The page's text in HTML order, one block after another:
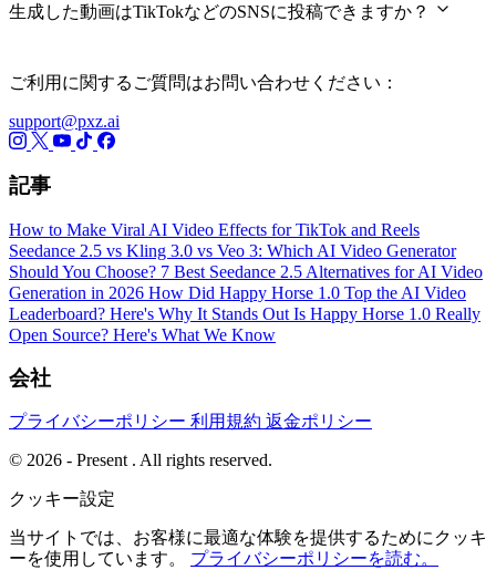
生成した動画はTikTokなどのSNSに投稿できますか？
ご利用に関するご質問はお問い合わせください：
support@pxz.ai
記事
How to Make Viral AI Video Effects for TikTok and Reels
Seedance 2.5 vs Kling 3.0 vs Veo 3: Which AI Video Generator
Should You Choose? 7 Best Seedance 2.5 Alternatives for AI Video
Generation in 2026 How Did Happy Horse 1.0 Top the AI Video
Leaderboard? Here's Why It Stands Out Is Happy Horse 1.0 Really
Open Source? Here's What We Know
会社
プライバシーポリシー 利用規約 返金ポリシー
© 2026 - Present . All rights reserved.
クッキー設定
当サイトでは、お客様に最適な体験を提供するためにクッキ
ーを使用しています。 プライバシーポリシーを読む。